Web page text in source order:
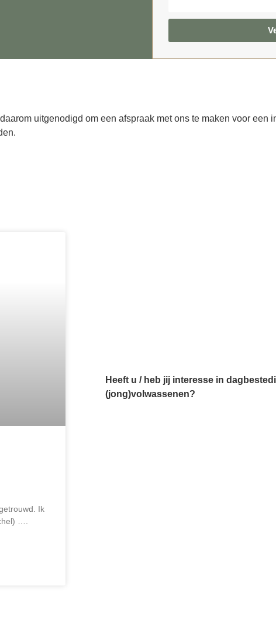
uitgenodigd om een afspraak met ons te maken voor een
Ik
….
Heeft u / heb jij interesse in
(jong)volwassenen?